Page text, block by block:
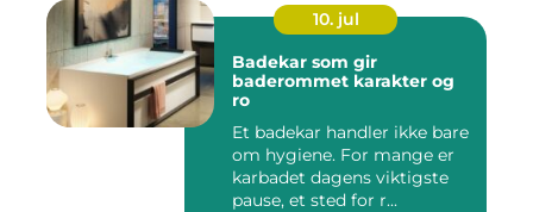
10. jul
Badekar som gir
baderommet karakter og
ro
Et badekar handler ikke bare
om hygiene. For mange er
karbadet dagens viktigste
pause, et sted for r...